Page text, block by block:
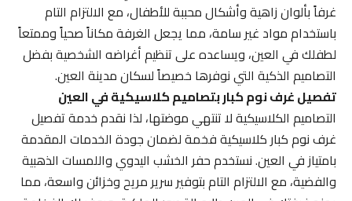
غرفاً بألوان زاهية وأشكال محببة للأطفال، مع الالتزام التام
باستخدام مواد غير سامة، مما يجعل الغرفة مكاناً صحياً وممتعاً
لطفلك في العين، ويساعده على تنظيم أغراضه الشخصية بفضل
التصاميم الذكية التي نوفرها خصيصاً لسكان مدينة العين.
تفصيل غرف نوم كبار بتصاميم كلاسيكية في العين
التصاميم الكلاسيكية لا تنتهي موضتها، لذا نقدم خدمة تفصيل
غرف نوم كبار كلاسيكية فخمة لضمان جودة الخدمات المقدمة
بامتياز في العين. نستخدم حفر الخشب اليدوي واللمسات الذهبية
والفضية، مع الالتزام التام بتوفير سرير مريح وخزائن واسعة، مما